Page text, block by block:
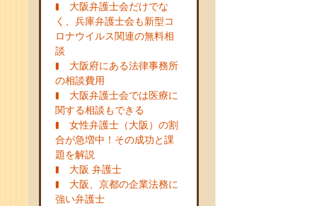
大阪弁護士会だけでな
く、兵庫弁護士会も新型コ
ロナウイルス関連の無料相
談
大阪府にある法律事務所
の相談費用
大阪弁護士会では医療に
関する相談もできる
女性弁護士（大阪）の割
合が急増中！その成功と課
題を解説
大阪 弁護士
大阪、京都の企業法務に
強い弁護士